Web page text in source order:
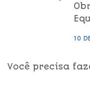
10
Você precisa